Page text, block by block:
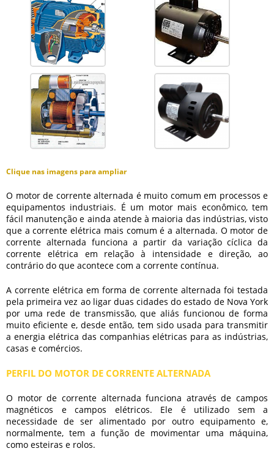
Clique nas imagens para ampliar
O motor de corrente alternada é muito comum em processos e
equipamentos industriais. É um motor mais econômico, tem
fácil manutenção e ainda atende à maioria das indústrias, visto
que a corrente elétrica mais comum é a alternada. O motor de
corrente alternada funciona a partir da variação cíclica da
corrente elétrica em relação à intensidade e direção, ao
contrário do que acontece com a corrente contínua.
A corrente elétrica em forma de corrente alternada foi testada
pela primeira vez ao ligar duas cidades do estado de Nova York
por uma rede de transmissão, que aliás funcionou de forma
muito eficiente e, desde então, tem sido usada para transmitir
a energia elétrica das companhias elétricas para as indústrias,
casas e comércios.
PERFIL DO MOTOR DE CORRENTE ALTERNADA
O motor de corrente alternada funciona através de campos
magnéticos e campos elétricos. Ele é utilizado sem a
necessidade de ser alimentado por outro equipamento e,
normalmente, tem a função de movimentar uma máquina,
como esteiras e rolos.